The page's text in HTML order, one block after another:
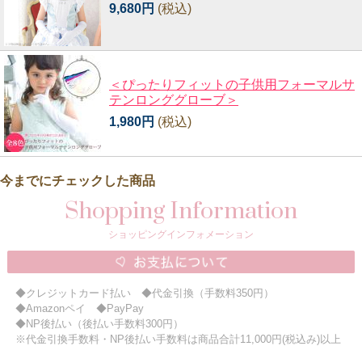
9,680円 (税込)
＜ぴったりフィットの子供用フォーマルサ
テンロンググローブ＞
1,980円 (税込)
今までにチェックした商品
Shopping Information
ショッピングインフォメーション
◆クレジットカード払い ◆代金引換（手数料350円）
◆Amazonペイ ◆PayPay
◆NP後払い（後払い手数料300円）
※代金引換手数料・NP後払い手数料は商品合計11,000円(税込み)以上